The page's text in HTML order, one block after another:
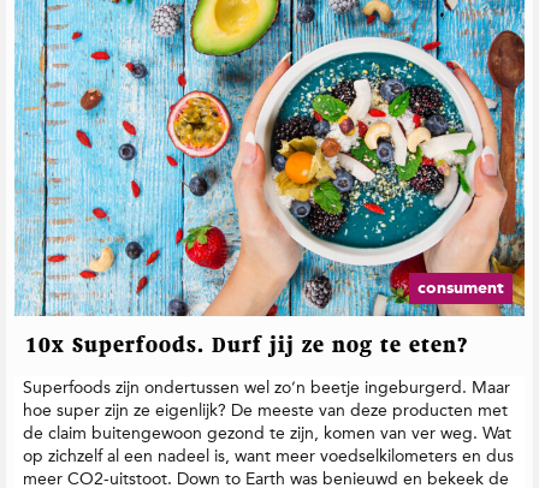
consument
10x Superfoods. Durf jij ze nog te eten?
Superfoods zijn ondertussen wel zo’n beetje ingeburgerd. Maar
hoe super zijn ze eigenlijk? De meeste van deze producten met
de claim buitengewoon gezond te zijn, komen van ver weg. Wat
op zichzelf al een nadeel is, want meer voedselkilometers en dus
meer CO2-uitstoot. Down to Earth was benieuwd en bekeek de